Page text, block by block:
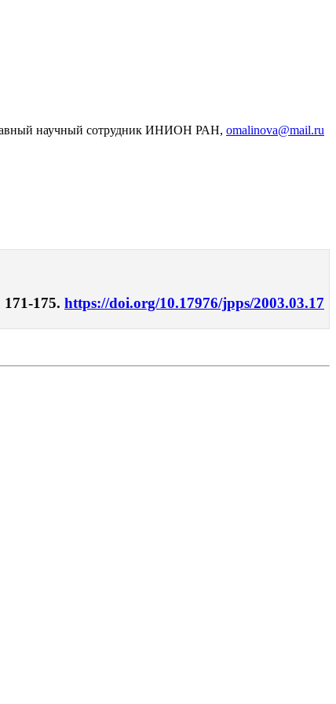
научный сотрудник ИНИОН РАН, omalinova@mail.ru
175. https://doi.org/10.17976/jpps/2003.03.17